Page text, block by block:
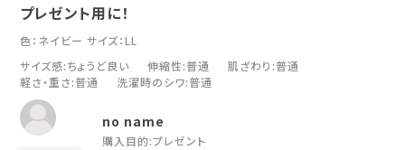
プレゼント用に！
色：ネイビー サイズ：LL
サイズ感:ちょうど良い 伸縮性:普通 肌ざわり :普通
軽さ・重さ:普通 洗濯時のシワ:普通
no name
購入目的:プレゼント